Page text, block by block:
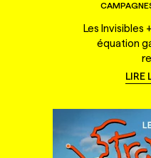
Les Invisibles
équation
LIRE